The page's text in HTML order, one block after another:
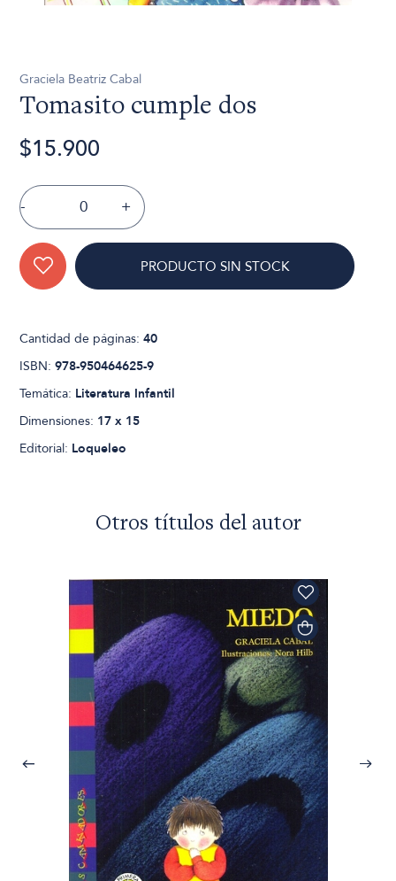
Graciela Beatriz Cabal
Tomasito cumple dos
$15.900
- +
PRODUCTO SIN STOCK
Cantidad de páginas:40
ISBN:978-950464625-9
Temática: Literatura Infantil
Dimensiones: 17 x 15
Editorial: Loqueleo
Otros títulos del autor